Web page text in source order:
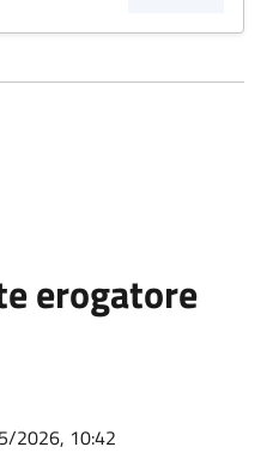
erogatore
2026, 10:42